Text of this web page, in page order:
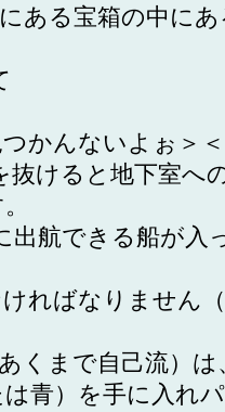
ある宝箱の中に
かんないよぉ＞＜
抜けると地下室へ
出航できる船が入
ればなりません
くまで自己流）は
青）を手に入れ